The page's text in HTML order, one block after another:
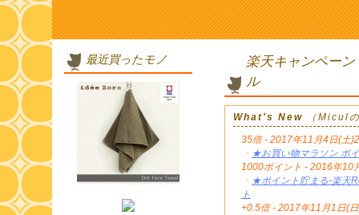
楽天キャンペー
ル
What's New （Micul
35倍 - 2017年11月4日(土
・ ★お買い物マラソン ポ
1000ポイント - 2016年10
・ ★ポイント貯まる-楽天
ト
+0.5倍 - 2017年11月1日(
最近買ったモノ